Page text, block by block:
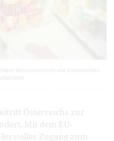
Konsumentinnen und Konsumenten
Österreichs zur
Mit dem EU-
Zugang zum